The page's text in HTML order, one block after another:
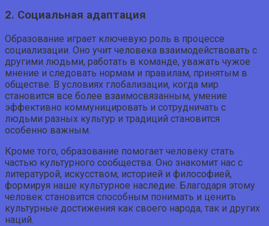
2. Социальная адаптация
Образование играет ключевую роль в процессе
социализации. Оно учит человека взаимодействовать с
другими людьми, работать в команде, уважать чужое
мнение и следовать нормам и правилам, принятым в
обществе. В условиях глобализации, когда мир
становится все более взаимосвязанным, умение
эффективно коммуницировать и сотрудничать с
людьми разных культур и традиций становится
особенно важным.
Кроме того, образование помогает человеку стать
частью культурного сообщества. Оно знакомит нас с
литературой, искусством, историей и философией,
формируя наше культурное наследие. Благодаря этому
человек становится способным понимать и ценить
культурные достижения как своего народа, так и других
наций.